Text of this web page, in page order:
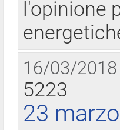
l'opinione
16/03/2018
5223
23